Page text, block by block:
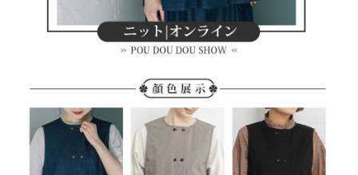
「AFTEE先享後付」，若未經同意申辦者引起之損失，本公司不負相關責
４．使用「AFTEE先享後付」時，將依據個別帳號之用戶狀況，依本公司即
時審查核予不同之上限額度；若仍有額度不足之情形，本公司將視審查結果
５．嚴禁一人註冊多個帳號或使用他人資訊註冊。若發現惡意使用之情形，
恩沛科技股份有限公司將有權停止該用戶之使用額度並採取法律行動。
每筆NT$80，滿NT$2,000(含以上)免運費
每筆NT$280，滿NT$2,000(含以上)免運費